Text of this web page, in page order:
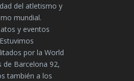
del atletismo y
mundial.
y eventos
por la World
de Barcelona 92,
también a los